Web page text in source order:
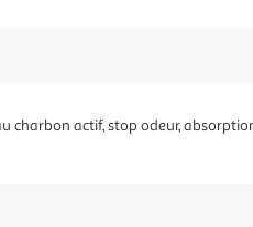
charbon actif, stop odeur,